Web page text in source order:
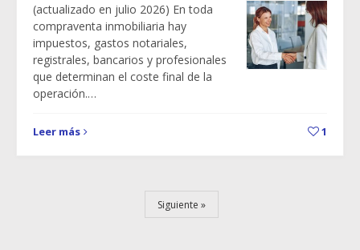
(actualizado en julio 2026) En toda
compraventa inmobiliaria hay
impuestos, gastos notariales,
registrales, bancarios y profesionales
que determinan el coste final de la
operación.…
Leer más 1
Siguiente